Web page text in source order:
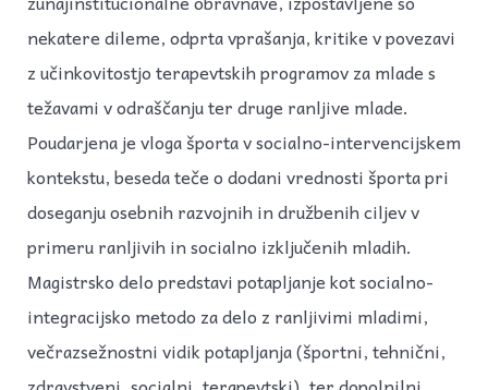
nekatere dileme, odprta vprašanja, kritike v povezavi
z učinkovitostjo terapevtskih programov za mlade s
težavami v odraščanju ter druge ranljive mlade.
Poudarjena je vloga športa v socialno-intervencijskem
kontekstu, beseda teče o dodani vrednosti športa pri
doseganju osebnih razvojnih in družbenih ciljev v
primeru ranljivih in socialno izključenih mladih.
Magistrsko delo predstavi potapljanje kot socialno-
integracijsko metodo za delo z ranljivimi mladimi,
večrazsežnostni vidik potapljanja (športni, tehnični,